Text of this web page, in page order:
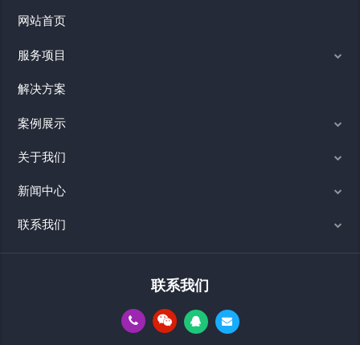
网站首页
服务项目
解决方案
案例展示
关于我们
新闻中心
联系我们
联系我们